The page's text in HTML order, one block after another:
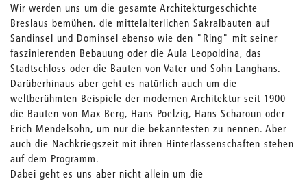
Wir werden uns um die gesamte Architekturgeschichte
Breslaus bemühen, die mittelalterlichen Sakralbauten auf
Sandinsel und Dominsel ebenso wie den "Ring" mit seiner
faszinierenden Bebauung oder die Aula Leopoldina, das
Stadtschloss oder die Bauten von Vater und Sohn Langhans.
Darüberhinaus aber geht es natürlich auch um die
weltberühmten Beispiele der modernen Architektur seit 1900 –
die Bauten von Max Berg, Hans Poelzig, Hans Scharoun oder
Erich Mendelsohn, um nur die bekanntesten zu nennen. Aber
auch die Nachkriegszeit mit ihren Hinterlassenschaften stehen
auf dem Programm.
Dabei geht es uns aber nicht allein um die